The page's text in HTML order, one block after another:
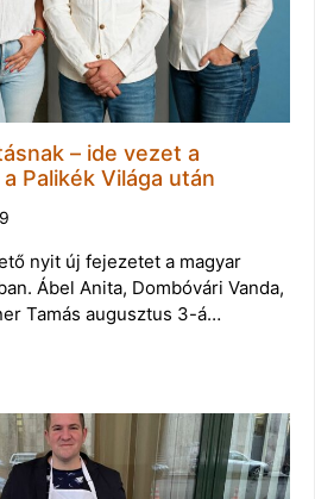
– ide vezet a
Palikék Világa után
nyit új fejezetet a magyar
Ábel Anita, Dombóvári Vanda,
Tamás augusztus 3-á…